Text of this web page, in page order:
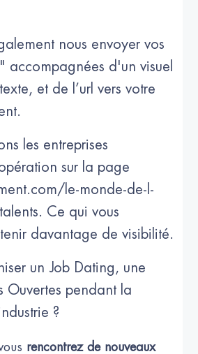
nous envoyer vos
accompagnées d'un visuel
et de l’url vers votre
les entreprises
sur la page
le-monde-de-l-
Ce qui vous
davantage de visibilité.
un Job Dating, une
Ouvertes pendant la
?
rencontrez de nouveaux